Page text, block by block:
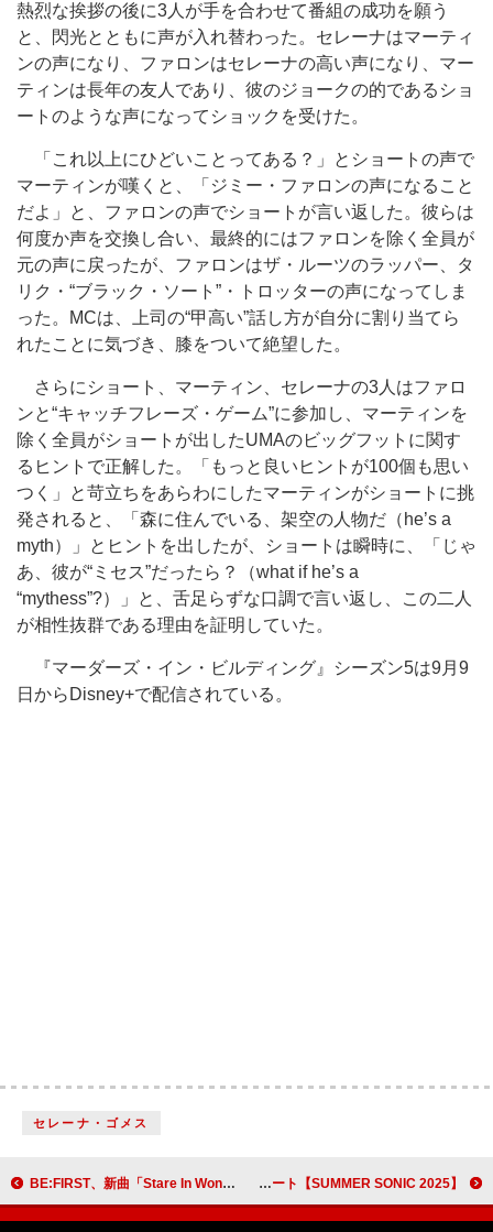
熱烈な挨拶の後に3人が手を合わせて番組の成功を願う
と、閃光とともに声が入れ替わった。セレーナはマーティ
ンの声になり、ファロンはセレーナの高い声になり、マー
ティンは長年の友人であり、彼のジョークの的であるショ
ートのような声になってショックを受けた。
「これ以上にひどいことってある？」とショートの声で
マーティンが嘆くと、「ジミー・ファロンの声になること
だよ」と、ファロンの声でショートが言い返した。彼らは
何度か声を交換し合い、最終的にはファロンを除く全員が
元の声に戻ったが、ファロンはザ・ルーツのラッパー、タ
リク・“ブラック・ソート”・トロッターの声になってしま
った。MCは、上司の“甲高い”話し方が自分に割り当てら
れたことに気づき、膝をついて絶望した。
さらにショート、マーティン、セレーナの3人はファロ
ンと“キャッチフレーズ・ゲーム”に参加し、マーティンを
除く全員がショートが出したUMAのビッグフットに関す
るヒントで正解した。「もっと良いヒントが100個も思い
つく」と苛立ちをあらわにしたマーティンがショートに挑
発されると、「森に住んでいる、架空の人物だ（he’s a
myth）」とヒントを出したが、ショートは瞬時に、「じゃ
あ、彼が“ミセス”だったら？（what if he’s a
“mythess”?）」と、舌足らずな口調で言い返し、この二人
が相性抜群である理由を証明していた。
『マーダーズ・イン・ビルディング』シーズン5は9月9
日からDisney+で配信されている。
セレーナ・ゴメス
BE:FIRST、新曲「Stare In Wonder」がTVアニメ『ワンダンス』OP主題歌に決定 【SUMMER SONIC 2025】黒夢がMOUNTAIN STAGEトップバッターで登場 バンドの現在を叩きつけたサマソニ初陣＜ライブレポート＞